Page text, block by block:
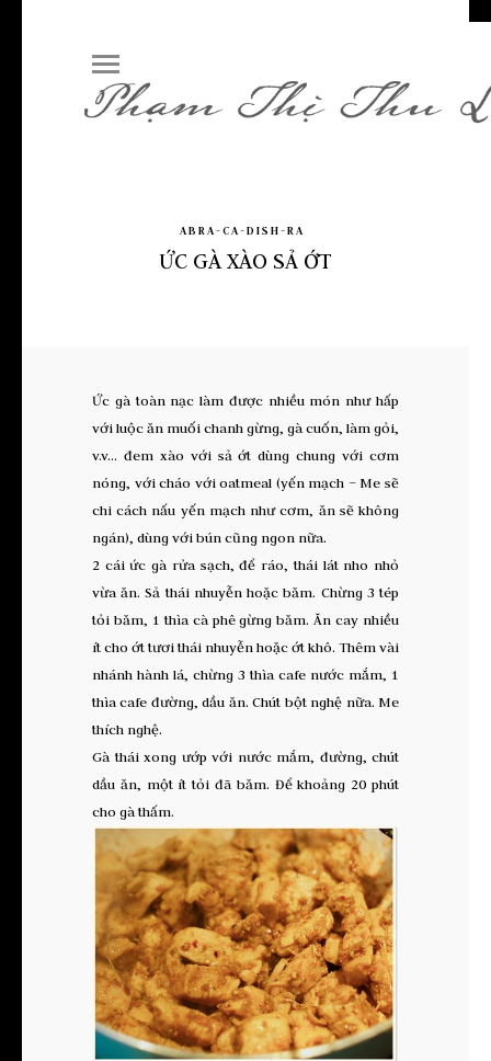
ABRA-CA-DISH-RA
ỨC GÀ XÀO SẢ ỚT
Ức gà toàn nạc làm được nhiều món như hấp
với luộc ăn muối chanh gừng, gà cuốn, làm gỏi,
v.v… đem xào với sả ớt dùng chung với cơm
nóng, với cháo với oatmeal (yến mạch – Me sẽ
chi cách nấu yến mạch như cơm, ăn sẽ không
ngán), dùng với bún cũng ngon nữa.
2 cái ức gà rửa sạch, để ráo, thái lát nho nhỏ
vừa ăn. Sả thái nhuyễn hoặc băm. Chừng 3 tép
tỏi băm, 1 thìa cà phê gừng băm. Ăn cay nhiều
ít cho ớt tươi thái nhuyễn hoặc ớt khô. Thêm vài
nhánh hành lá, chừng 3 thìa cafe nước mắm, 1
thìa cafe đường, dầu ăn. Chút bột nghệ nữa. Me
thích nghệ.
Gà thái xong ướp với nước mắm, đường, chút
dầu ăn, một ít tỏi đã băm. Để khoảng 20 phút
cho gà thấm.